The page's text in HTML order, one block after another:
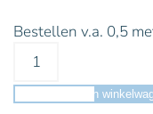
Bestellen v.a. 0,5
Toevoegen aan